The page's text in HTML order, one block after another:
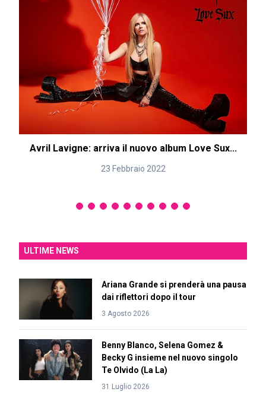
Avril Lavigne: arriva il nuovo album Love Sux...
23 Febbraio 2022
ULTIME NEWS
Ariana Grande si prenderà una pausa
dai riflettori dopo il tour
3 Agosto 2026
Benny Blanco, Selena Gomez &
Becky G insieme nel nuovo singolo
Te Olvido (La La)
31 Luglio 2026